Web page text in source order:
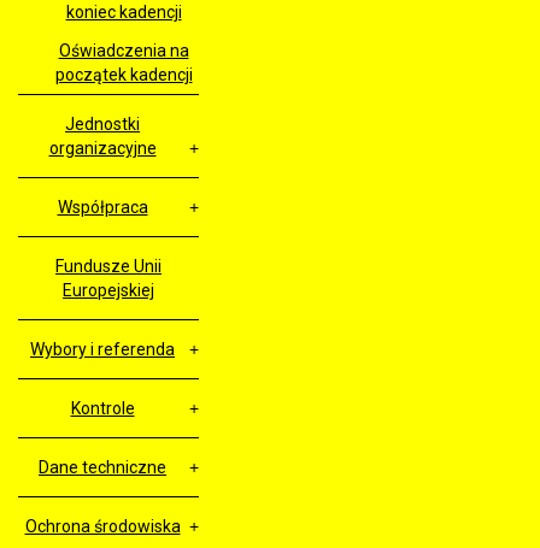
koniec kadencji
Oświadczenia na
początek kadencji
Jednostki
organizacyjne
Współpraca
Fundusze Unii
Europejskiej
Wybory i referenda
Kontrole
Dane techniczne
Ochrona środowiska